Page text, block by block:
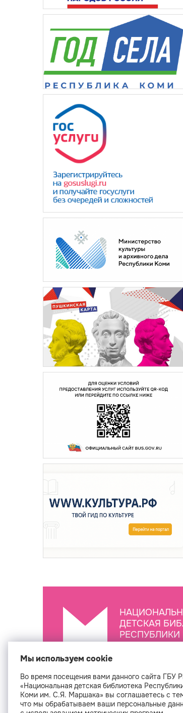
ДЕТСКАЯ
Мы используем cookie
Во время посещения вами данного сайта ГБУ
«Национальная детская библиотека
Коми им. С.Я. Маршака» вы соглашаетесь с
что мы обрабатываем ваши персональные